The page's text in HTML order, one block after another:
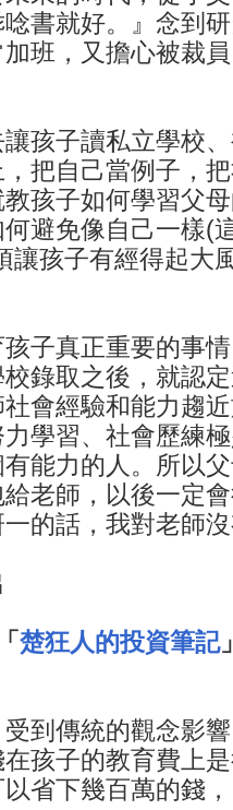
書就好。』念到
班，又擔心被裁
孩子讀私立學校
把自己當例子，
孩子如何學習父
避免像自己一樣(
讓孩子有經得起大
子真正重要的事
錄取之後，就認
會經驗和能力趨
學習、社會歷練
能力的人。所以
老師，以後一定
的話，我對老師
楚狂人的投資筆記
到傳統的觀念影
孩子的教育費上
省下幾百萬的錢